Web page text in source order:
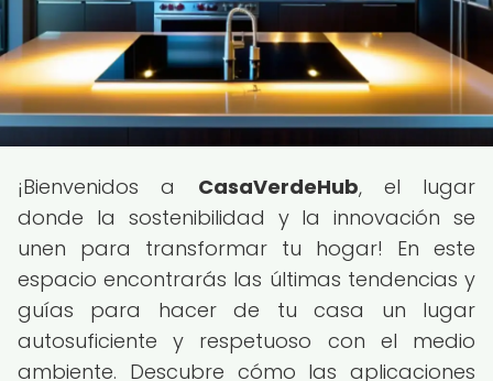
¡Bienvenidos a CasaVerdeHub, el lugar
donde la sostenibilidad y la innovación se
unen para transformar tu hogar! En este
espacio encontrarás las últimas tendencias y
guías para hacer de tu casa un lugar
autosuficiente y respetuoso con el medio
ambiente. Descubre cómo las aplicaciones